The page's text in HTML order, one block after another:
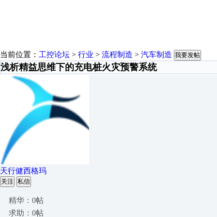
当前位置： 工控论坛 > 行业 > 流程制造 > 汽车制造 我要发帖
浅析精益思维下的充电桩火灾预警系统
天行健西格玛
关注 私信
精华：0帖
求助：0帖